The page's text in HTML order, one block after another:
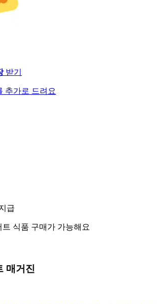
받기
추가로 드려요
급
식품 구매가 가능해요
매거진